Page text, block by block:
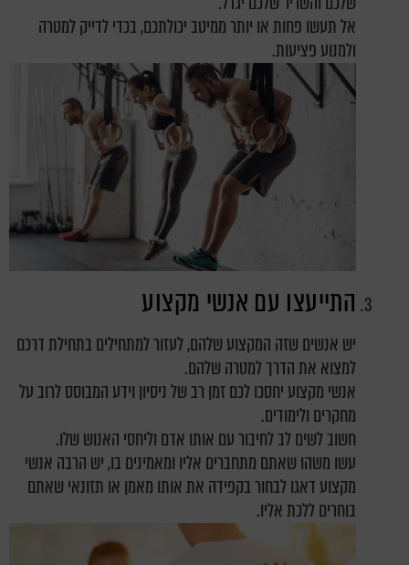
אל תעשו פחות או יותר ממיטב יכולתכם, בכדי לדייק למטרה
ולמנוע פציעות.
התייעצו עם אנשי מקצוע
יש אנשים שזה המקצוע שלהם, לעזור למתחילים בתחילת דרכם
למצוא את הדרך למטרה שלהם.
אנשי מקצוע יחסכו לכם זמן רב של ניסיון וידע המבוסס לרוב על
מחקרים ולימודים.
חשוב לשים לב לחיבור עם אותו אדם וליחסי האנוש שלו.
עשו משהו שאתם מתחברים אליו ומאמינים בו, יש הרבה אנשי
מקצוע דאגו לבחור בקפידה את אותו מאמן או תזונאי שאתם
בוחרים ללכת אליו.